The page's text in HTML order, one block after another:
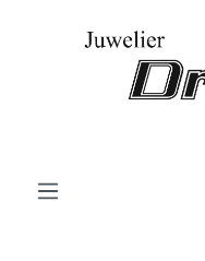
Zum Hauptinhalt